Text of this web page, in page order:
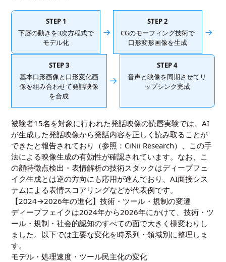
STEP 1
下唇の動きを3次方程式で
モデル化
→
STEP 2
CGのモーフィング技術で
口形変形画像を生成
→
STEP 3
基本口形画像と口形変化画
像を組み合わせて発話映像
を合成
→
STEP 4
音声と映像を同期させてリ
ップシンク完成
被験者15名を対象に行われた発話映像の読唇実験では、AI
が生成した発話映像から発話内容を正しく読み取ることが
できたと報告されており（参照： CiNii Research）、この手
法による映像生成の有効性が確認されています。なお、こ
の顔特徴点検出・表情解析の技術スタックはディープフェ
イク生成とは逆の方向にも応用が進んでおり、AI面接シス
テムによる表情スコアリングなどが代表例です。
【2024→2026年の進化】技術・ツール・規制の変遷
ディープフェイクは2024年から2026年にかけて、技術・ツ
ール・規制・社会的認知のすべての面で大きく様変わりし
ました。以下では主要な変化を時系列・領域別に整理しま
す。
モデル・処理速度・ツール民主化の変化